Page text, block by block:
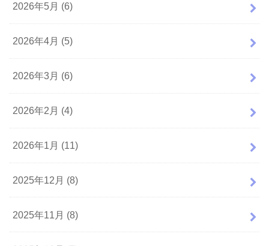
2026年5月 (6)
2026年4月 (5)
2026年3月 (6)
2026年2月 (4)
2026年1月 (11)
2025年12月 (8)
2025年11月 (8)